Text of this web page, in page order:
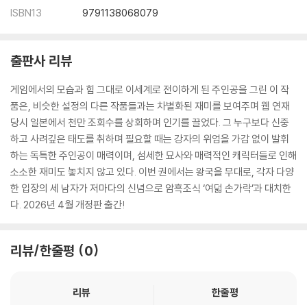
ISBN13
9791138068079
출판사 리뷰
게임에서의 모습과 힘 그대로 이세계로 전이하게 된 주인공을 그린 이 작
품은, 비슷한 설정의 다른 작품들과는 차별화된 재미를 보여주며 웹 연재
당시 일본에서 천만 조회수를 상회하며 인기를 끌었다. 그 누구보다 신중
하고 사려깊은 태도를 취하며 필요할 때는 강자의 위엄을 가감 없이 발휘
하는 독특한 주인공이 매력이며, 섬세한 묘사와 매력적인 캐릭터들로 인해
소소한 재미도 놓치지 않고 있다. 이번 권에서는 왕국을 무대로, 각자 다양
한 입장의 세 남자가 저마다의 신념으로 암흑조식 ‘여덟 손가락’과 대치한
다. 2026년 4월 개정판 출간!
리뷰/한줄평 0
리뷰
한줄평